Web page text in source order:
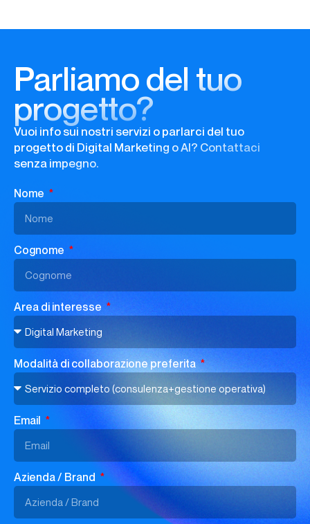
Parliamo del tuo
progetto?
Vuoi info sui nostri servizi o parlarci del tuo
progetto di Digital Marketing o AI? Contattaci
senza impegno.
Nome
Cognome
Area di interesse
Modalità di collaborazione preferita
Email
Azienda / Brand